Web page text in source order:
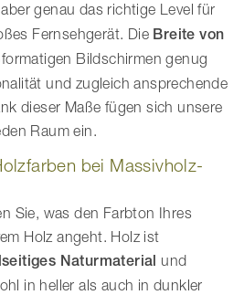
aber genau das richtige Level für
Fernsehgerät. Die Breite von
Bildschirmen genug
und zugleich ansprechende
dieser Maße fügen sich unsere
Raum ein.
bei Massivholz-
Sie, was den Farbton Ihres
Holz angeht. Holz ist
Naturmaterial und
in heller als auch in dunkler